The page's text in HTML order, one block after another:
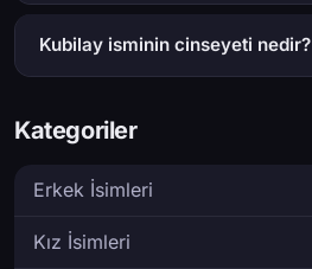
Kubilay isminin cinseyeti nedir?
Kategoriler
Erkek İsimleri
Kız İsimleri